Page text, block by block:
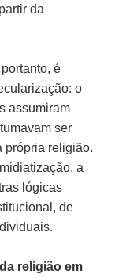
da
é
o
assumiram
ser
própria religião.
a
lógicas
de
religião em